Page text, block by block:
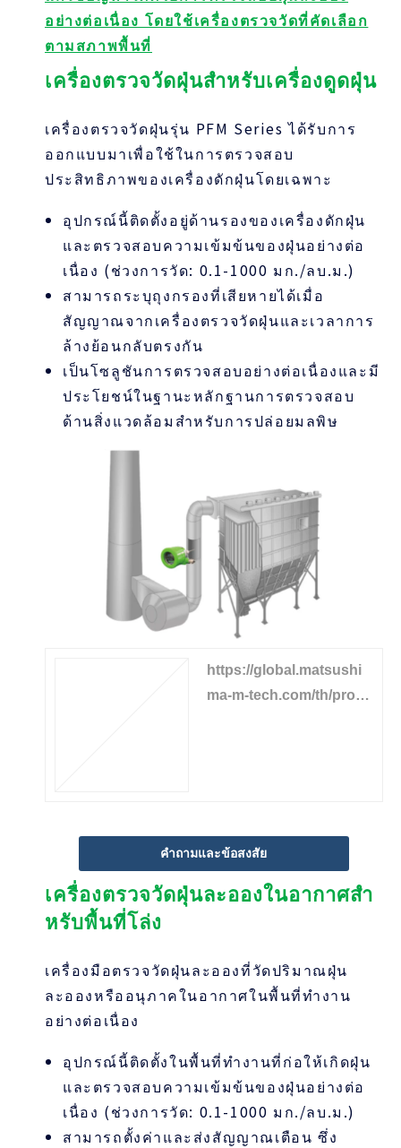
อย่างต่อเนื่อง โดยใช้เครื่องตรวจวัดที่คัดเลือก
ตามสภาพพื้นที่
เครื่องตรวจวัดฝุ่นสำหรับเครื่องดูดฝุ่น
เครื่องตรวจวัดฝุ่นรุ่น PFM Series ได้รับการ
ออกแบบมาเพื่อใช้ในการตรวจสอบ
ประสิทธิภาพของเครื่องดักฝุ่นโดยเฉพาะ
อุปกรณ์นี้ติดตั้งอยู่ด้านรองของเครื่องดักฝุ่น
และตรวจสอบความเข้มข้นของฝุ่นอย่างต่อ
เนื่อง (ช่วงการวัด: 0.1-1000 มก./ลบ.ม.)
สามารถระบุถุงกรองที่เสียหายได้เมื่อ
สัญญาณจากเครื่องตรวจวัดฝุ่นและเวลาการ
ล้างย้อนกลับตรงกัน
เป็นโซลูชันการตรวจสอบอย่างต่อเนื่องและมี
ประโยชน์ในฐานะหลักฐานการตรวจสอบ
ด้านสิ่งแวดล้อมสำหรับการปล่อยมลพิษ
https://global.matsushi
ma-m-tech.com/th/produ
คำถามและข้อสงสัย
เครื่องตรวจวัดฝุ่นละอองในอากาศสำ
หรับพื้นที่โล่ง
เครื่องมือตรวจวัดฝุ่นละอองที่วัดปริมาณฝุ่น
ละอองหรืออนุภาคในอากาศในพื้นที่ทำงาน
อย่างต่อเนื่อง
อุปกรณ์นี้ติดตั้งในพื้นที่ทำงานที่ก่อให้เกิดฝุ่น
และตรวจสอบความเข้มข้นของฝุ่นอย่างต่อ
เนื่อง (ช่วงการวัด: 0.1-1000 มก./ลบ.ม.)
สามารถตั้งค่าและส่งสัญญาณเตือน ซึ่ง